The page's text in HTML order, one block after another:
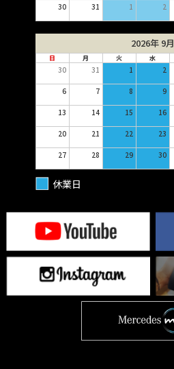
30 31 1 2
2026年 9月
日 月 火 水
30 31 1 2
6 7 8 9
13 14 15 16
20 21 22 23
27 28 29 30
休業日